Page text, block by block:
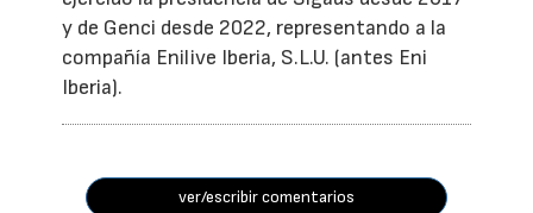
y de Genci desde 2022, representando a la
compañía Enilive Iberia, S.L.U. (antes Eni
Iberia).
ver/escribir comentarios